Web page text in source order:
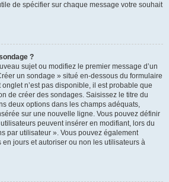
de spécifier sur chaque message votre souhait
?
sujet ou modifiez le premier message d’un
un sondage » situé en-dessous du formulaire
n’est pas disponible, il est probable que
de créer des sondages. Saisissez le titre du
deux options dans les champs adéquats,
sur une nouvelle ligne. Vous pouvez définir
peuvent insérer en modifiant, lors du
par utilisateur ». Vous pouvez également
jours et autoriser ou non les utilisateurs à